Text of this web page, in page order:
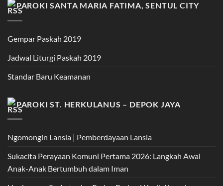
PAROKI SANTA MARIA FATIMA, SENTUL CITY
Gempar Paskah 2019
Jadwal Liturgi Paskah 2019
Standar Baru Keamanan
PAROKI ST. HERKULANUS – DEPOK JAYA
Ngomongin Lansia | Pemberdayaan Lansia
Sukacita Perayaan Komuni Pertama 2026: Langkah Awal
Anak-Anak Bertumbuh dalam Iman